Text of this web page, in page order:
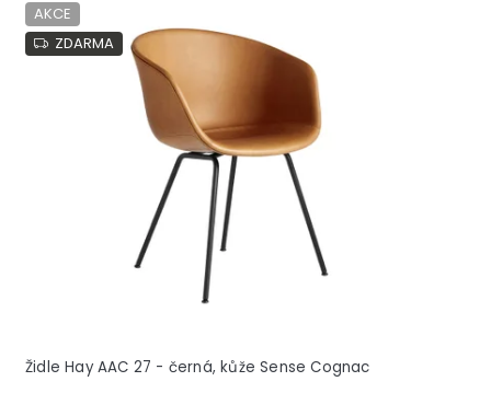
AKCE
ZDARMA
Židle Hay AAC 27 - černá, kůže Sense Cognac